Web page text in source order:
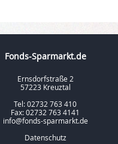
Fonds-Sparmarkt.de
Ernsdorfstraße 2
57223 Kreuztal
Tel: 02732 763 410
Fax: 02732 763 4141
info@fonds-sparmarkt.de
Datenschutz